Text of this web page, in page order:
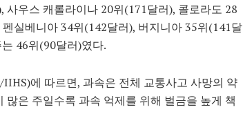
우스 캐롤라이나 20위(171달러), 콜로라도 28
실베니아 34위(142달러), 버지니아 35위(141달
46위(90달러)였다.
에 따르면, 과속은 전체 교통사고 사망의 약
은 주일수록 과속 억제를 위해 벌금을 높게 책